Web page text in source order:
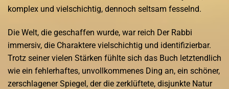
komplex und vielschichtig, dennoch seltsam fesselnd.
Die Welt, die geschaffen wurde, war reich Der Rabbi
immersiv, die Charaktere vielschichtig und identifizierbar.
Trotz seiner vielen Stärken fühlte sich das Buch letztendlich
wie ein fehlerhaftes, unvollkommenes Ding an, ein schöner,
zerschlagener Spiegel, der die zerklüftete, disjunkte Natur